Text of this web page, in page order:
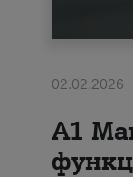
02.02.2026
А1